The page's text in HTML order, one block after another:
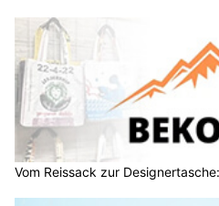
Vom Reissack zur